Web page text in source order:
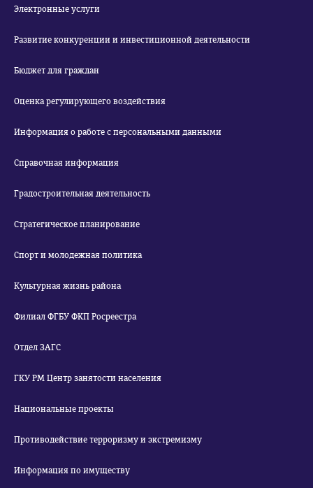
Электронные услуги
Развитие конкуренции и инвестиционной деятельности
Бюджет для граждан
Оценка регулирующего воздействия
Информация о работе с персональными данными
Справочная информация
Градостроительная деятельность
Стратегическое планирование
Спорт и молодежная политика
Культурная жизнь района
Филиал ФГБУ ФКП Росреестра
Отдел ЗАГС
ГКУ РМ Центр занятости населения
Национальные проекты
Противодействие терроризму и экстремизму
Информация по имуществу